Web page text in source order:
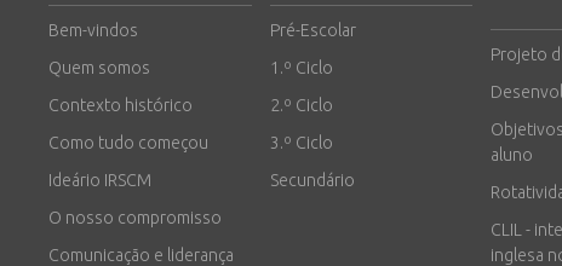
Bem-vindos
Quem somos
Contexto histórico
Como tudo começou
Ideário IRSCM
O nosso compromisso
Comunicação e liderança
Pré-Escolar
1.º Ciclo
2.º Ciclo
3.º Ciclo
Secundário
Projeto
aluno
CLIL -
inglesa